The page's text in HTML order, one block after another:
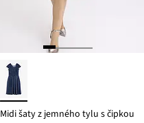
Midi šaty z jemného tylu s čipkou